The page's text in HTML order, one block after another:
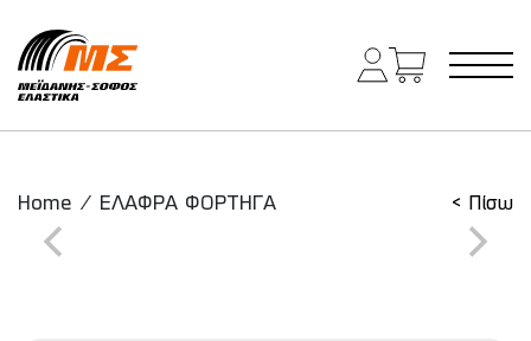
Main Navigation
Home / ΕΛΑΦΡΑ ΦΟΡΤΗΓΑ < Πίσω